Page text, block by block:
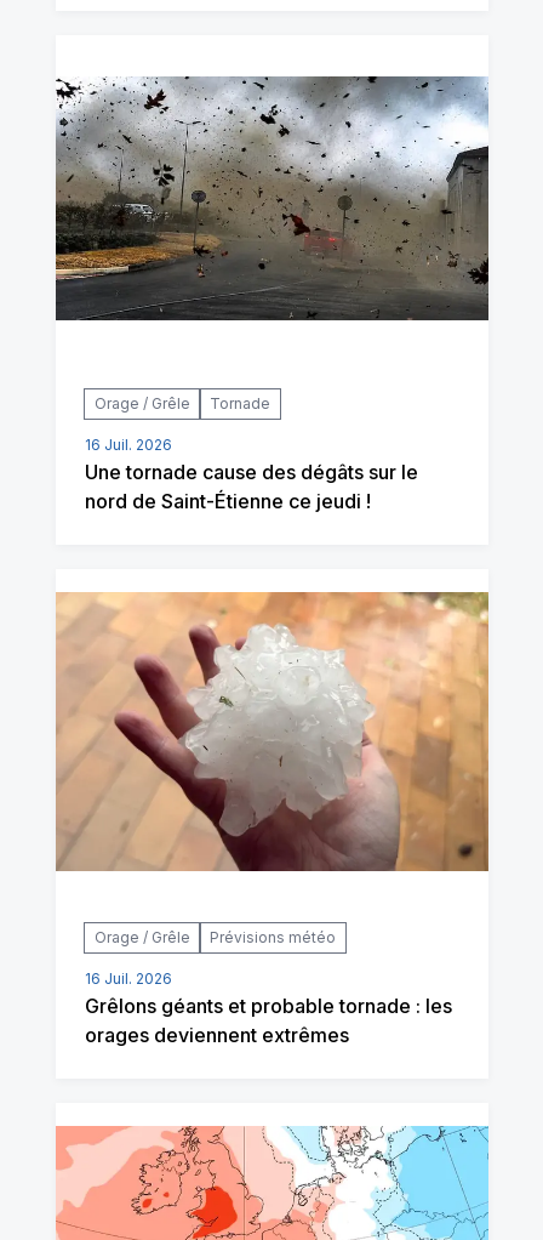
Orage / Grêle Tornade
16 Juil. 2026
Une tornade cause des dégâts sur le
nord de Saint-Étienne ce jeudi !
Orage / Grêle Prévisions météo
16 Juil. 2026
Grêlons géants et probable tornade : les
orages deviennent extrêmes